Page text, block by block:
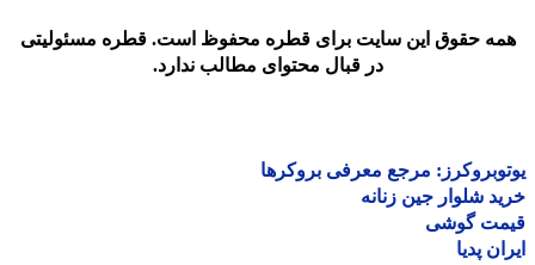
حقوق این سایت برای قطره محفوظ است. قطره مسئولیتی
در قبال محتوای مطالب ندارد.
مرجع معرفی بروکرها
شلوار جین زنانه
گوشی
پدیا